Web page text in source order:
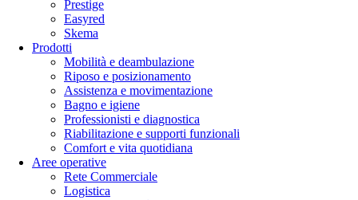
Prestige
Easyred
Skema
Prodotti
Mobilità e deambulazione
Riposo e posizionamento
Assistenza e movimentazione
Bagno e igiene
Professionisti e diagnostica
Riabilitazione e supporti funzionali
Comfort e vita quotidiana
Aree operative
Rete Commerciale
Logistica